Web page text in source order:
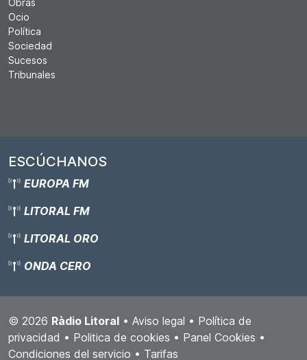
Obras
Ocio
Política
Sociedad
Sucesos
Tribunales
ESCÚCHANOS
EUROPA FM
LITORAL FM
LITORAL ORO
ONDA CERO
© 2026 Ràdio Litoral • Aviso legal • Política de
privacidad • Politica de cookies • Panel Cookies •
Condiciones del servicio • Tarifas